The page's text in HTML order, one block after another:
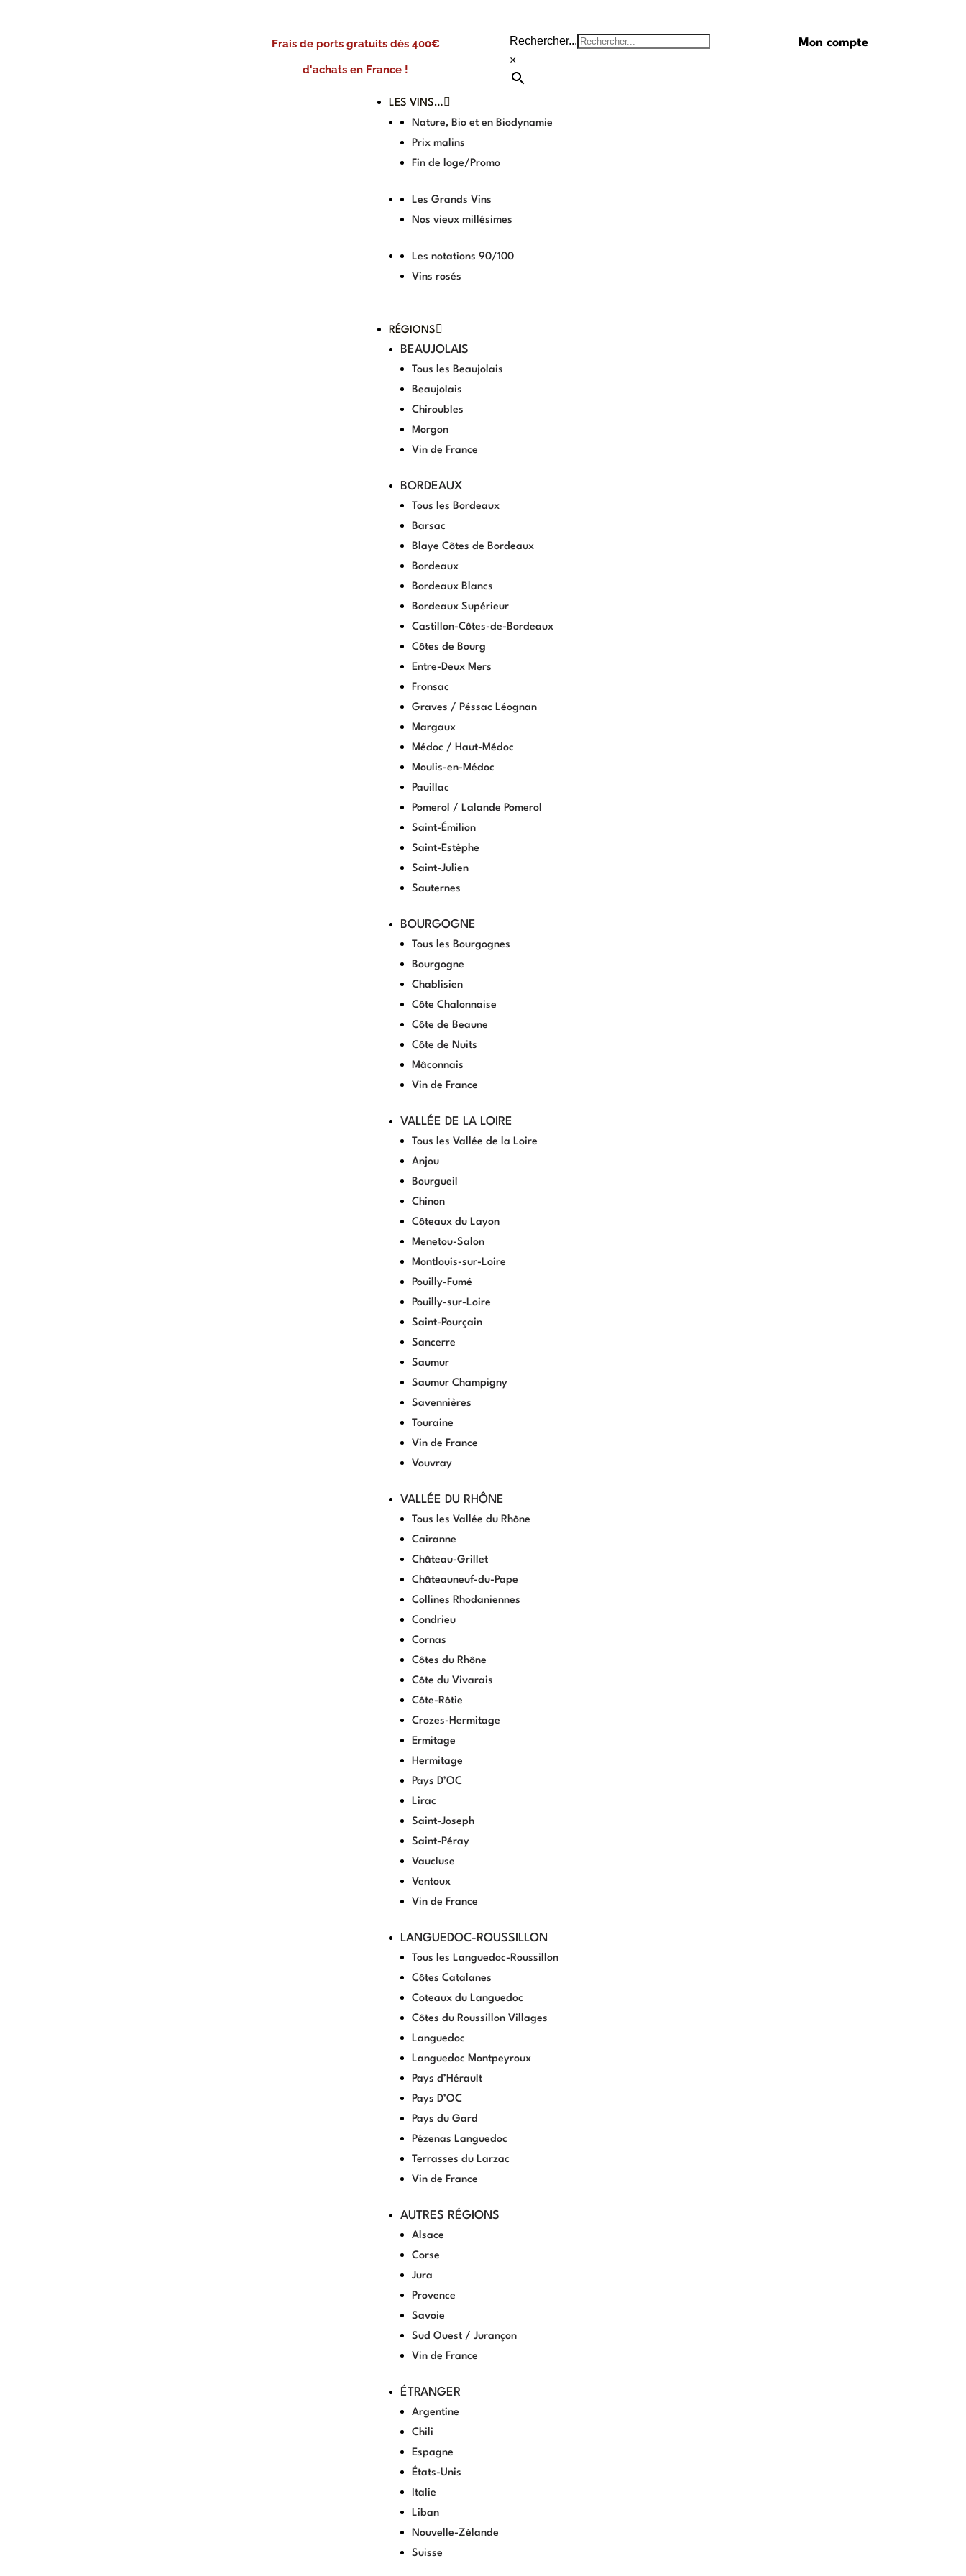
Frais de ports gratuits dès 400€
d'achats en France !
Rechercher...
×
Mon compte
LES VINS…
Nature, Bio et en Biodynamie
Prix malins
Fin de loge/Promo
Les Grands Vins
Nos vieux millésimes
Les notations 90/100
Vins rosés
RÉGIONS
BEAUJOLAIS
Tous les Beaujolais
Beaujolais
Chiroubles
Morgon
Vin de France
BORDEAUX
Tous les Bordeaux
Barsac
Blaye Côtes de Bordeaux
Bordeaux
Bordeaux Blancs
Bordeaux Supérieur
Castillon-Côtes-de-Bordeaux
Côtes de Bourg
Entre-Deux Mers
Fronsac
Graves / Péssac Léognan
Margaux
Médoc / Haut-Médoc
Moulis-en-Médoc
Pauillac
Pomerol / Lalande Pomerol
Saint-Émilion
Saint-Estèphe
Saint-Julien
Sauternes
BOURGOGNE
Tous les Bourgognes
Bourgogne
Chablisien
Côte Chalonnaise
Côte de Beaune
Côte de Nuits
Mâconnais
Vin de France
VALLÉE DE LA LOIRE
Tous les Vallée de la Loire
Anjou
Bourgueil
Chinon
Côteaux du Layon
Menetou-Salon
Montlouis-sur-Loire
Pouilly-Fumé
Pouilly-sur-Loire
Saint-Pourçain
Sancerre
Saumur
Saumur Champigny
Savennières
Touraine
Vin de France
Vouvray
VALLÉE DU RHÔNE
Tous les Vallée du Rhône
Cairanne
Château-Grillet
Châteauneuf-du-Pape
Collines Rhodaniennes
Condrieu
Cornas
Côtes du Rhône
Côte du Vivarais
Côte-Rôtie
Crozes-Hermitage
Ermitage
Hermitage
Pays D’OC
Lirac
Saint-Joseph
Saint-Péray
Vaucluse
Ventoux
Vin de France
LANGUEDOC-ROUSSILLON
Tous les Languedoc-Roussillon
Côtes Catalanes
Coteaux du Languedoc
Côtes du Roussillon Villages
Languedoc
Languedoc Montpeyroux
Pays d’Hérault
Pays D’OC
Pays du Gard
Pézenas Languedoc
Terrasses du Larzac
Vin de France
AUTRES RÉGIONS
Alsace
Corse
Jura
Provence
Savoie
Sud Ouest / Jurançon
Vin de France
ÉTRANGER
Argentine
Chili
Espagne
États-Unis
Italie
Liban
Nouvelle-Zélande
Suisse